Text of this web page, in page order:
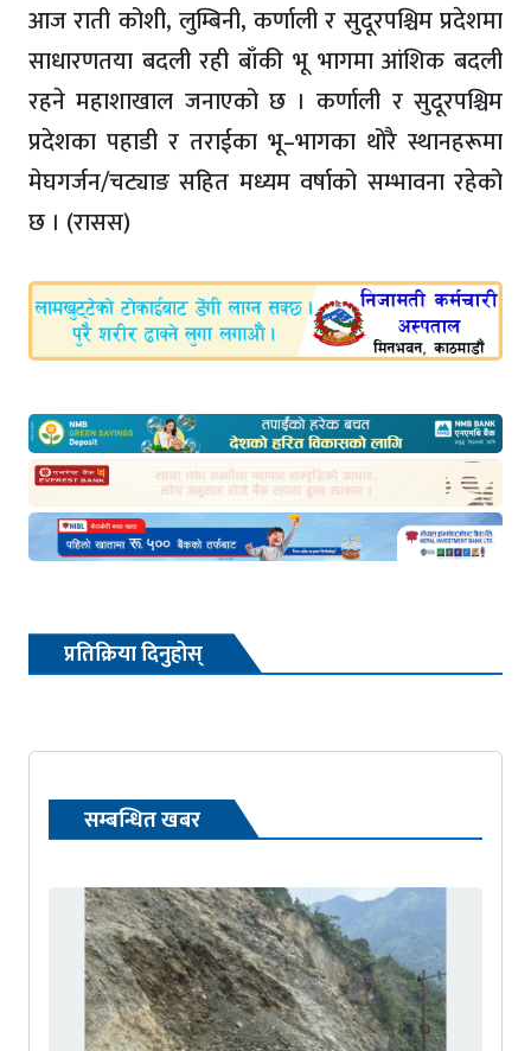
आज राती कोशी, लुम्बिनी, कर्णाली र सुदूरपश्चिम प्रदेशमा
साधारणतया बदली रही बाँकी भू भागमा आंशिक बदली
रहने महाशाखाल जनाएको छ । कर्णाली र सुदूरपश्चिम
प्रदेशका पहाडी र तराईका भू–भागका थोरै स्थानहरूमा
मेघगर्जन/चट्याङ सहित मध्यम वर्षाको सम्भावना रहेको
छ । (रासस)
प्रतिक्रिया दिनुहोस्
सम्बन्धित खबर